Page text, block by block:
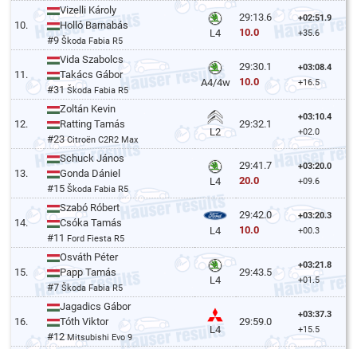
10.
Vizelli Károly
Holló Barnabás
#9Škoda Fabia R5
L4
29:13.6
10.0
+02:51.9
+35.6
11.
Vida Szabolcs
Takács Gábor
#31Škoda Fabia R5
A4/4w
29:30.1
10.0
+03:08.4
+16.5
12.
Zoltán Kevin
Ratting Tamás
#23Citroën C2R2 Max
L2
29:32.1
+03:10.4
+02.0
13.
Schuck János
Gonda Dániel
#15Škoda Fabia R5
L4
29:41.7
20.0
+03:20.0
+09.6
14.
Szabó Róbert
Csóka Tamás
#11 Ford Fiesta R5
L4
29:42.0
10.0
+03:20.3
+00.3
15.
Osváth Péter
Papp Tamás
#7Škoda Fabia R5
L4
29:43.5
+03:21.8
+01.5
16.
Jagadics Gábor
Tóth Viktor
#12Mitsubishi Evo 9
L4
29:59.0
+03:37.3
+15.5